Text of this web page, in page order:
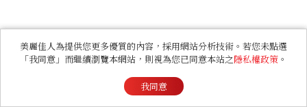
美麗佳人為提供您更多優質的內容，採用網站分析技術。若您未點選
「我同意」而繼續瀏覽本網站，則視為您已同意本站之隱私權政策 。
我同意